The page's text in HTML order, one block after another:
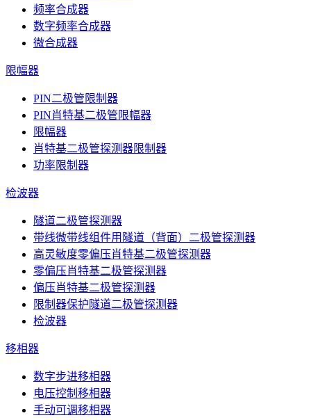
频率合成器
数字频率合成器
微合成器
限幅器
PIN二极管限制器
PIN肖特基二极管限幅器
限幅器
肖特基二极管探测器限制器
功率限制器
检波器
隧道二极管探测器
带线微带线组件用隧道（背面）二极管探测器
高灵敏度零偏压肖特基二极管探测器
零偏压肖特基二极管探测器
偏压肖特基二极管探测器
限制器保护隧道二极管探测器
检波器
移相器
数字步进移相器
电压控制移相器
手动可调移相器